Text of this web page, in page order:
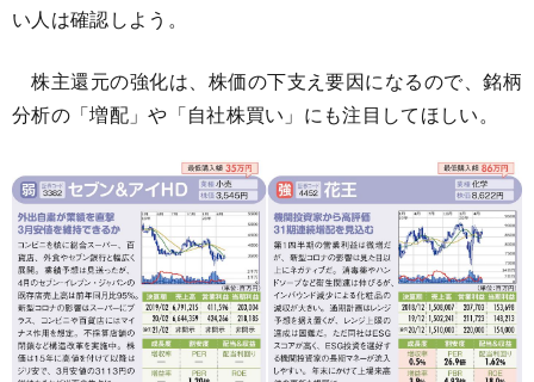
い人は確認しよう。
株主還元の強化は、株価の下支え要因になるので、銘柄
分析の「増配」や「自社株買い」にも注目してほしい。